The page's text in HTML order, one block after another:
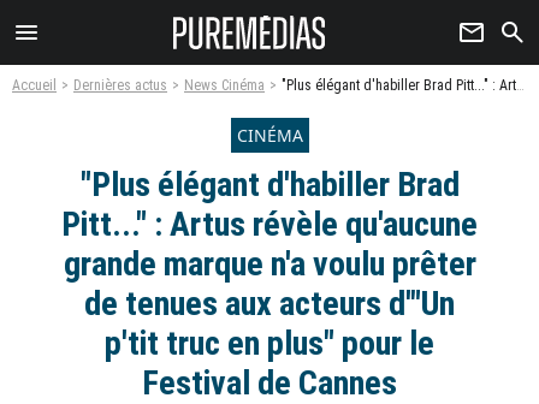
menu newsletter search
Accueil Dernières actus News Cinéma "Plus élégant d'habiller Brad Pitt..." : Artus révèle qu'aucune grande marque n'a voulu prêter de tenues aux acteurs d'"Un p'tit truc en plus" pour le Festival de Cannes
CINÉMA
"Plus élégant d'habiller Brad
Pitt..." : Artus révèle qu'aucune
grande marque n'a voulu prêter
de tenues aux acteurs d'"Un
p'tit truc en plus" pour le
Festival de Cannes